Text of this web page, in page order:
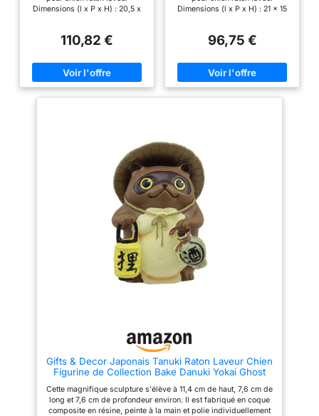
Dimensions (l x P x H) : 20,5 x
110,82 €
Japon
Dimensions (l x P x H) : 21 x 15
96,75 €
Gifts & Decor Japonais Tanuki Raton Laveur Chien
Figurine de Collection Bake Danuki Yokai Ghost
Cette magnifique sculpture s'élève à 11,4 cm de haut, 7,6 cm de
long et 7,6 cm de profondeur environ. Il est fabriqué en coque
composite en résine, peinte à la main et polie individuellement